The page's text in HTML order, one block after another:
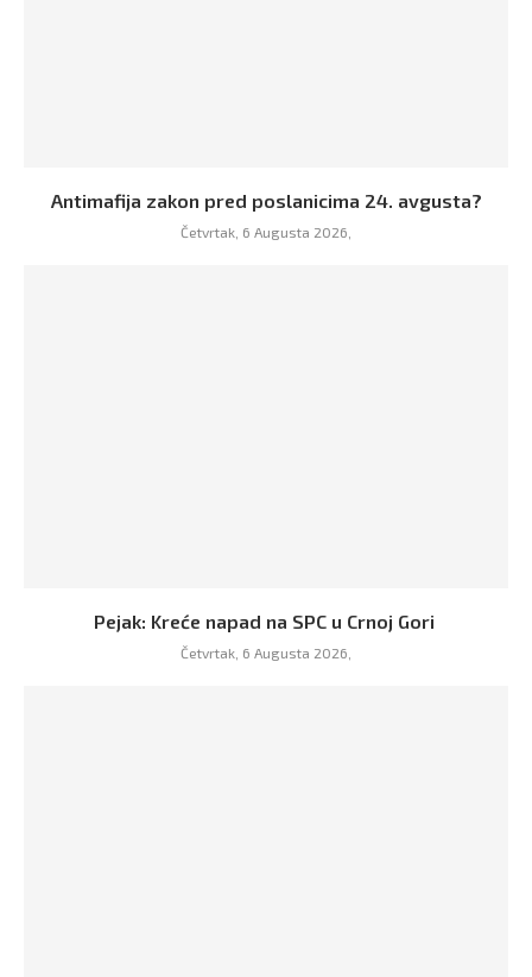
Antimafija zakon pred poslanicima 24. avgusta?
Četvrtak, 6 Augusta 2026,
Pejak: Kreće napad na SPC u Crnoj Gori
Četvrtak, 6 Augusta 2026,